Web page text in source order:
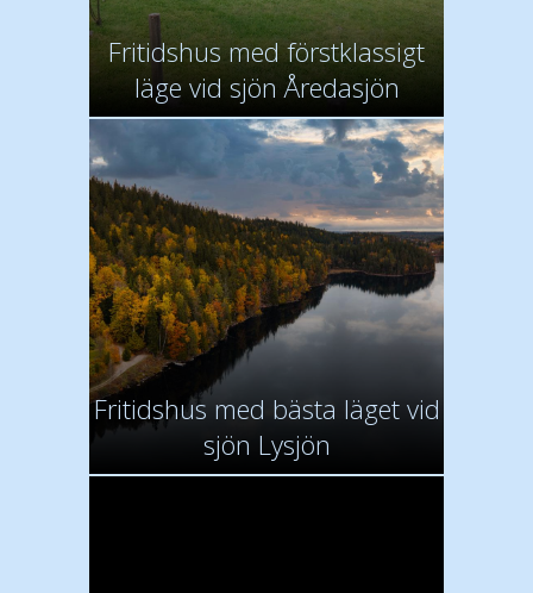
Fritidshus med förstklassigt
läge vid sjön Åredasjön
Fritidshus med bästa läget vid
sjön Lysjön